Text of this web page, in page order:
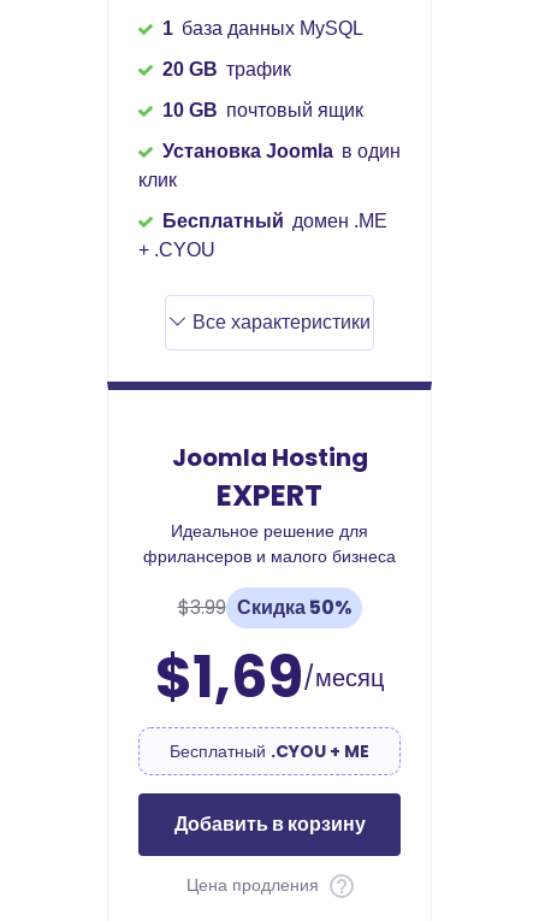
1 база данных MySQL
20 GB трафик
10 GB почтовый ящик
Установка Joomla в один
клик
Бесплатный домен .ME
+ .CYOU
Все характеристики
Joomla Hosting
EXPERT
Идеальное решение для
фрилансеров и малого бизнеса
$3.99 Скидка 50%
$1,69/месяц
Бесплатный .CYOU + ME
Добавить в корзину
Цена продления